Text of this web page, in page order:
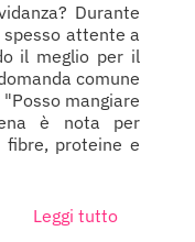
Durante
spesso attente a
il meglio per il
comune
mangiare
è nota per
proteine e
Leggi tutto